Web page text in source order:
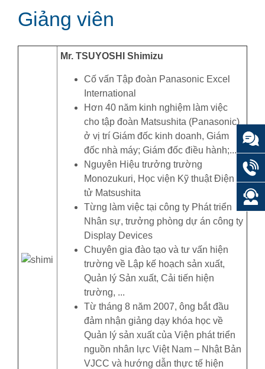
Giảng viên
Mr. TSUYOSHI Shimizu
Cố vấn Tập đoàn Panasonic Excel
International
Hơn 40 năm kinh nghiệm làm việc
cho tập đoàn Matsushita (Panasonic)
ở vị trí Giám đốc kinh doanh, Giám
đốc nhà máy; Giám đốc điều hành;...
Nguyên Hiệu trưởng trường
Monozukuri, Học viện Kỹ thuật Điện
tử Matsushita
Từng làm việc tại công ty Phát triển
Nhân sự, trưởng phòng dự án công ty
Display Devices
Chuyên gia đào tạo và tư vấn hiện
trường về Lập kế hoạch sản xuất,
Quản lý Sản xuất, Cải tiến hiện
trường, ...
Từ tháng 8 năm 2007, ông bắt đầu
đảm nhận giảng dạy khóa học về
Quản lý sản xuất của Viện phát triển
nguồn nhân lực Việt Nam – Nhật Bản
VJCC và hướng dẫn thực tế hiện